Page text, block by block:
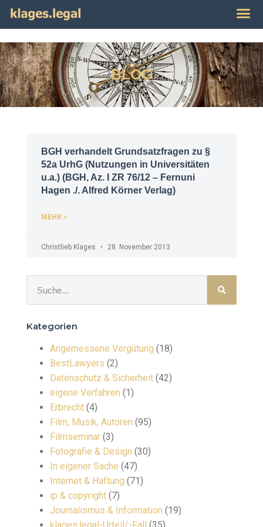
BLOG
BGH verhandelt Grundsatzfragen zu §
52a UrhG (Nutzungen in Universitäten
u.a.) (BGH, Az. I ZR 76/12 – Fernuni
Hagen ./. Alfred Körner Verlag)
MEHR »
Christlieb Klages 28. November 2013
Kategorien
Angemessene Vergütung (18)
BestLawyers (2)
Datenschutz & Sicherheit (42)
eigene Verfahren (1)
Erbrecht (4)
Film, Musik, Autoren (95)
Filmseminar (3)
Fotografie & Design (30)
In eigener Sache (47)
Internet & Haftung (71)
ip & copyright (7)
Journalismus & Information (19)